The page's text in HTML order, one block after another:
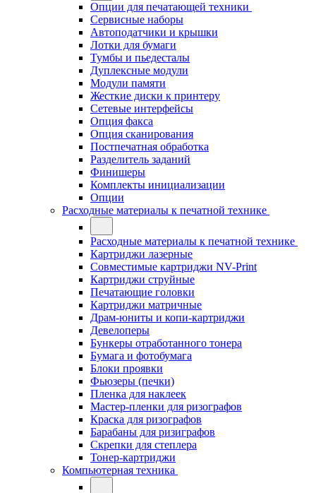
Опции для печатающей техники
Сервисные наборы
Автоподатчики и крышки
Лотки для бумаги
Тумбы и пьедесталы
Дуплексные модули
Модули памяти
Жесткие диски к принтеру
Сетевые интерфейсы
Опция факса
Опция сканирования
Постпечатная обработка
Разделитель заданий
Финишеры
Комплекты инициализации
Опции
Расходные материалы к печатной технике
Расходные материалы к печатной технике
Картриджи лазерные
Совместимые картриджи NV-Print
Картриджи струйные
Печатающие головки
Картриджи матричные
Драм-юниты и копи-картриджи
Девелоперы
Бункеры отработанного тонера
Бумага и фотобумага
Блоки проявки
Фьюзеры (печки)
Пленка для наклеек
Мастер-пленки для ризографов
Краска для ризографов
Барабаны для ризиграфов
Скрепки для степлера
Тонер-картриджи
Компьютерная техника